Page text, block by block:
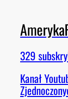
329
Kanał